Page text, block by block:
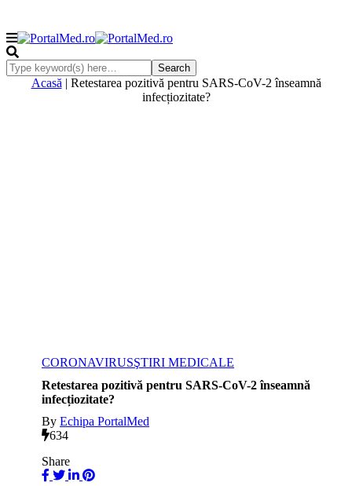
Acasă | Retestarea pozitivă pentru SARS-CoV-2 înseamnă
infecțiozitate?
CORONAVIRUSŞTIRI MEDICALE
Retestarea pozitivă pentru SARS-CoV-2 înseamnă
infecțiozitate?
By Echipa PortalMed
634
Share